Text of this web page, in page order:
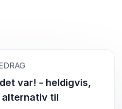
Hans måde at fortælle på er
foredrag jeg tidligere har
var! - heldigvis,
alternativ til